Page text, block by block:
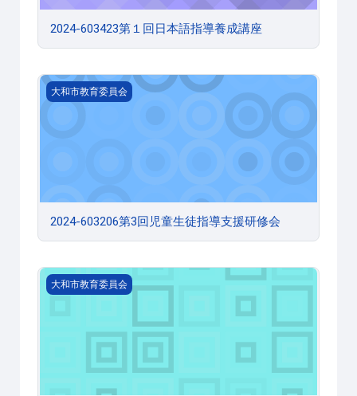
2024-603423第１回日本語指導養成講座
2024-603206第3回児童生徒指導支援研修会
大和市教育委員会
2024-603206第3回児童生徒指導支援研修会
2024-603429第2回不登校対策連絡協議会
大和市教育委員会